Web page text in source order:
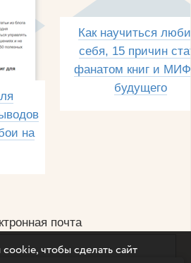
на
Как научиться
себя, 15 причин
фанатом книг и
будущего
почта
чтобы сделать сайт